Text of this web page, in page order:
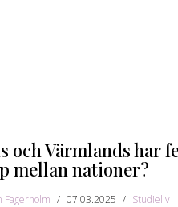
och Värmlands har
mellan nationer?
Fagerholm 07.03.2025 Studieliv